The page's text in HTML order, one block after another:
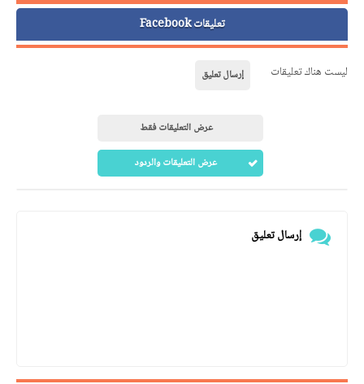
تعليقات Facebook
ليست هناك تعليقات إرسال تعليق
عرض التعليقات فقط
عرض التعليقات والردود
إرسال تعليق